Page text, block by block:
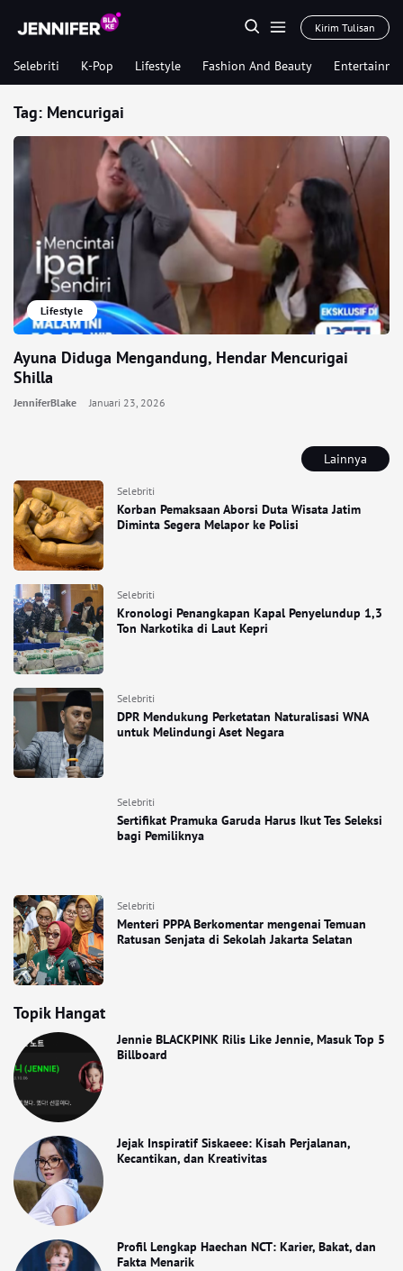
Kirim Tulisan
Selebriti K-Pop Lifestyle Fashion And Beauty
Lainnya
Selebriti
Korban Pemaksaan Aborsi Duta Wisata Jatim
Diminta Segera Melapor ke Polisi
Selebriti
Kronologi Penangkapan Kapal Penyelundup 1,3
Ton Narkotika di Laut Kepri
Selebriti
DPR Mendukung Perketatan Naturalisasi WNA
untuk Melindungi Aset Negara
Selebriti
Sertifikat Pramuka Garuda Harus Ikut Tes Seleksi
bagi Pemiliknya
Selebriti
Menteri PPPA Berkomentar mengenai Temuan
Ratusan Senjata di Sekolah Jakarta Selatan
Topik Hangat
Jennie BLACKPINK Rilis Like Jennie, Masuk Top 5
Billboard
Jejak Inspiratif Siskaeee: Kisah Perjalanan,
Kecantikan, dan Kreativitas
Profil Lengkap Haechan NCT: Karier, Bakat, dan
Fakta Menarik
Tag: Mencurigai
Lifestyle
Ayuna Diduga Mengandung, Hendar Mencurigai
Shilla
JenniferBlake Januari 23, 2026